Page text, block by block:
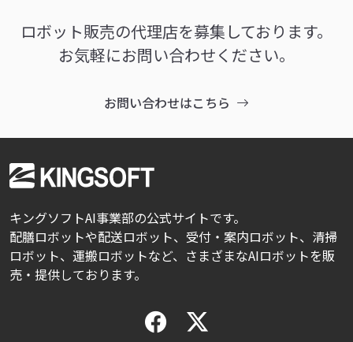
ロボット販売の代理店を募集しております。
お気軽にお問い合わせください。
お問い合わせはこちら
キングソフトAI事業部の公式サイトです。
配膳ロボットや配送ロボット、受付・案内ロボット、清掃
ロボット、運搬ロボットなど、さまざまなAIロボットを販
売・提供しております。